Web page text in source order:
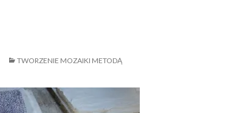
TWORZENIE MOZAIKI METODĄ